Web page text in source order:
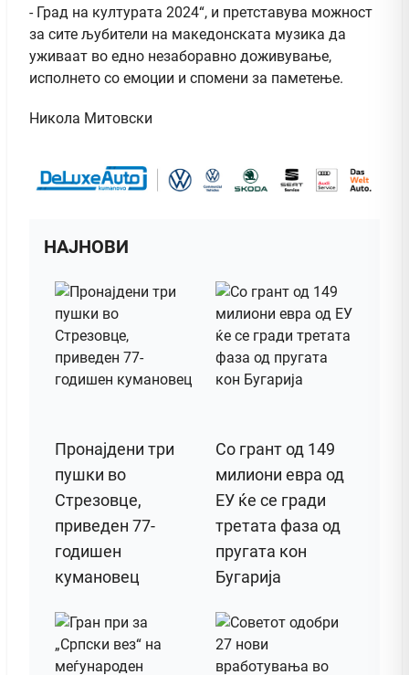
- Град на културата 2024“, и претставува можност
за сите љубители на македонската музика да
уживаат во едно незаборавно доживување,
исполнето со емоции и спомени за паметење.
Никола Митовски
НАЈНОВИ
Пронајдени три
пушки во
Стрезовце,
приведен 77-
годишен
кумановец
Со грант од 149
милиони евра од
ЕУ ќе се гради
третата фаза од
пругата кон
Бугарија